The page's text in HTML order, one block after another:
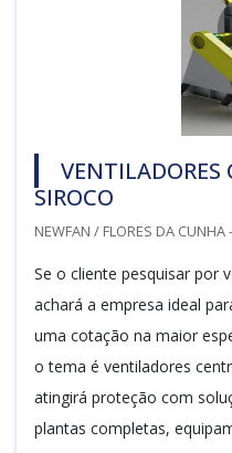
VENTILADORES
SIROCO
NEWFAN / FLORES DA CUNHA
Se o cliente pesquisar por
achará a empresa ideal
uma cotação na maior
o tema é ventiladores
atingirá proteção com
plantas completas,